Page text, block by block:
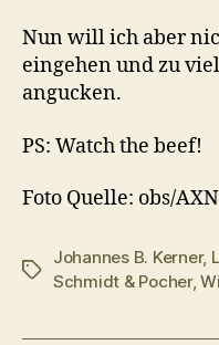
Nun will ich aber
eingehen und zu
angucken.
PS: Watch the beef!
Foto Quelle: obs/AXN
Schlagwörter
Johannes B. Kerner,
Schmidt & Pocher,